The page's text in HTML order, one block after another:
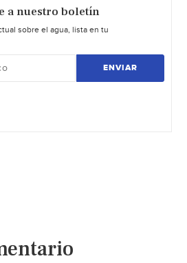
a nuestro boletín
sobre el agua, lista en tu
ENVIAR